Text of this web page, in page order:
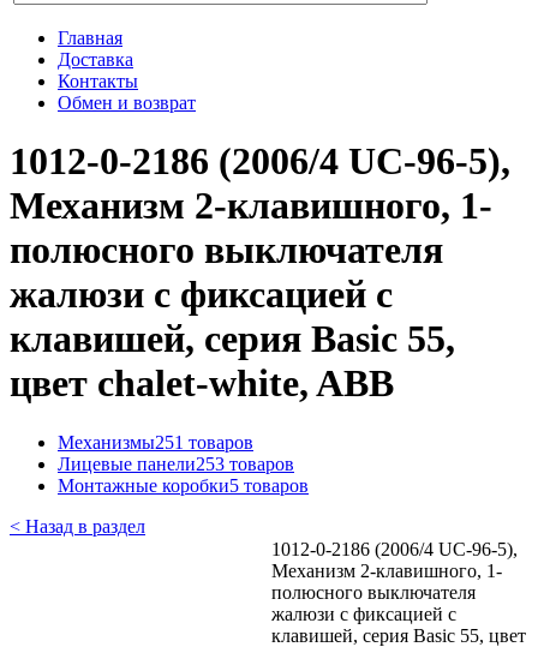
Главная
Доставка
Контакты
Обмен и возврат
1012-0-2186 (2006/4 UC-96-5),
Механизм 2-клавишного, 1-
полюсного выключателя
жалюзи с фиксацией с
клавишей, серия Basic 55,
цвет chalet-white, ABB
Механизмы251 товаров
Лицевые панели253 товаров
Монтажные коробки5 товаров
< Назад в раздел
1012-0-2186 (2006/4 UC-96-5),
Механизм 2-клавишного, 1-
полюсного выключателя
жалюзи с фиксацией с
клавишей, серия Basic 55, цвет